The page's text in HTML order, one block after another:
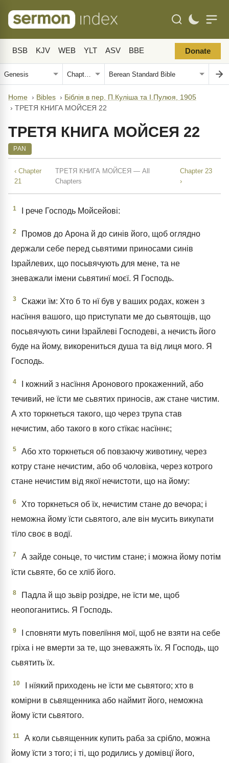
BSB KJV WEB YLT ASV BBE Donate
Home › Bibles › Біблія в пер. П.Куліша та І.Пулюя, 1905
› ТРЕТЯ КНИГА МОЙСЕЯ 22
ТРЕТЯ КНИГА МОЙСЕЯ 22
PAN
‹ Chapter
21
ТРЕТЯ КНИГА МОЙСЕЯ — All
Chapters
Chapter 23
›
1 І рече Господь Мойсейові:
2
Промов до Арона й до синів його, щоб оглядно
держали себе перед сьвятими приносами синів
Ізрайлевих, що посьвячують для мене, та не
зневажали імени сьвятинї моєї. Я Господь.
3
Скажи їм: Хто б то нї був у ваших родах, кожен з
насїння вашого, що приступати ме до сьвятощів, що
посьвячують сини Ізрайлеві Господеві, а нечисть його
буде на йому, викорениться душа та від лиця мого. Я
Господь.
4
І кожний з насїння Аронового прокаженний, або
течивий, не їсти ме сьвятих приносів, аж стане чистим.
А хто торкнеться такого, що через трупа став
нечистим, або такого в кого стїкає насїннє;
5
Або хто торкнеться об повзаючу животину, через
котру стане нечистим, або об чоловіка, через котрого
стане нечистим від якої нечистоти, що на йому:
6
Хто торкнеться об їх, нечистим стане до вечора; і
неможна йому їсти сьвятого, але він мусить викупати
тїло своє в водї.
7
А зайде соньце, то чистим стане; і можна йому потім
їсти сьвяте, бо се хлїб його.
8
Падла й що зьвір розідре, не їсти ме, щоб
неопоганитись. Я Господь.
9
І сповняти муть повелїння мої, щоб не взяти на себе
гріха і не вмерти за те, що зневажять їх. Я Господь, що
сьвятить їх.
10
І нїякий приходень не їсти ме сьвятого; хто в
комірни в сьвященника або наймит його, неможна
йому їсти сьвятого.
11
А коли сьвященник купить раба за срібло, можна
йому їсти з того; і ті, що родились у домівцї його,